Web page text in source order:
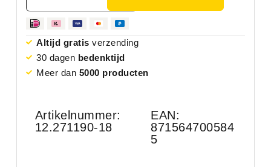
Altijd gratis verzending
30 dagen bedenktijd
Meer dan 5000 producten
Artikelnummer:
12.271190-18
EAN:
871564700584
5